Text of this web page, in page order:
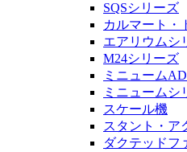
SQSシリーズ
カルマート・
エアリウムシ
M24シリーズ
ミニューム
ミニュームシ
スケール機
スタント・ア
ダクテッドフ